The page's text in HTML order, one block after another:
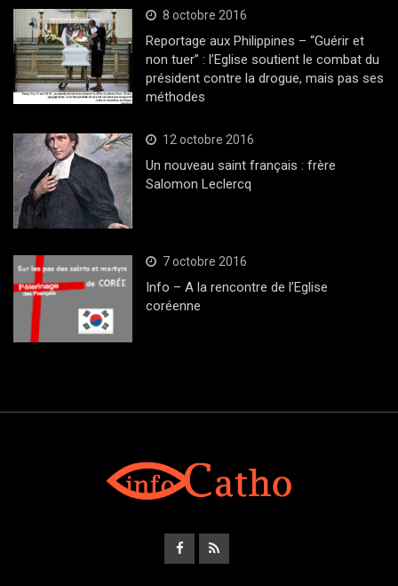
8 octobre 2016
Reportage aux Philippines – “Guérir et
non tuer” : l’Eglise soutient le combat du
président contre la drogue, mais pas ses
méthodes
12 octobre 2016
Un nouveau saint français : frère
Salomon Leclercq
7 octobre 2016
Info – A la rencontre de l’Eglise
coréenne